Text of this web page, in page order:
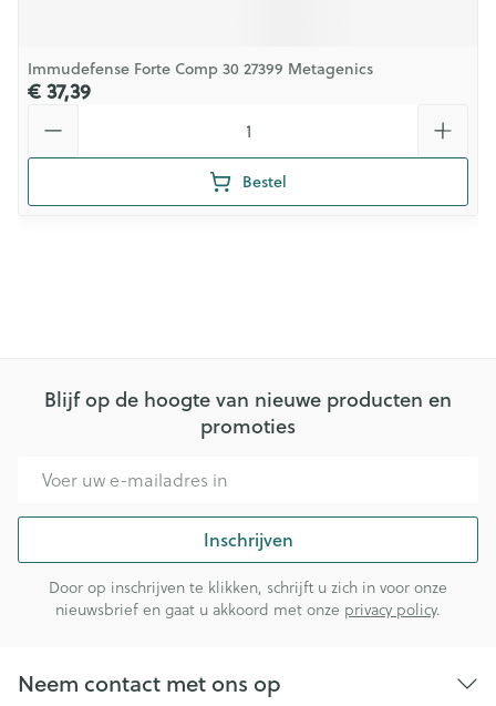
Immudefense Forte Comp 30 27399 Metagenics
€ 37,39
Bestel
Blijf op de hoogte van nieuwe producten en
promoties
Inschrijven
Door op inschrijven te klikken, schrijft u zich in voor onze
nieuwsbrief en gaat u akkoord met onze privacy policy.
Neem contact met ons op